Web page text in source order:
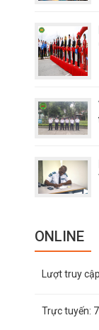
ONLINE
Lượt truy cập
Trực tuyến: